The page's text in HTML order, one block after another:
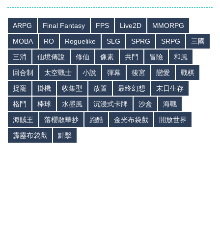
ARPG Final Fantasy FPS Live2D
MMORPG
MOBA
RO Roguelike SLG SPRG SRPG
三國
三消
仙境傳說 修仙 像素 共鬥 冒險
和風
回合制
太空戰士 小說 彈幕 後宮 戀愛
戰棋
捉寵
掛機 收集型 放置 最終幻想
末日生存
格鬥
棒球 水墨風 沉浸式卡牌 沙盒
海戰
海賊王
落櫻散華抄 跑酷 金光布袋戲
開放世界
霹靂布袋戲
點擊